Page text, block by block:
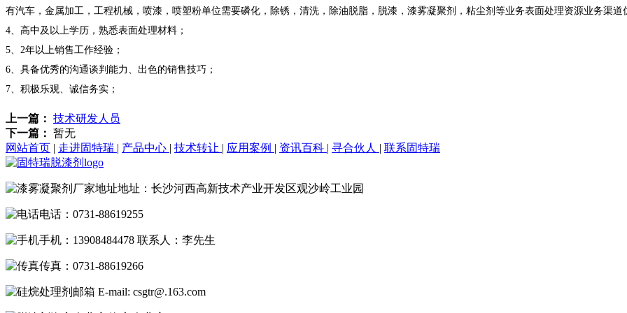
有汽车，金属加工，工程机械，喷漆，喷塑粉单位需要磷化，除锈，清洗，除油脱脂，脱漆，漆雾凝聚剂，粘尘剂等业务表面处理资源业务渠道
4、高中及以上学历，熟悉表面处理材料；
5、2年以上销售工作经验；
6、具备优秀的沟通谈判能力、出色的销售技巧；
7、积极乐观、诚信务实；
上一篇： 技术研发人员
下一篇： 暂无
网站首页 | 走进固特瑞 | 产品中心 | 技术转让 | 应用案例 | 资讯百科 | 寻合伙人 | 联系固特瑞
地址：长沙河西高新技术产业开发区观沙岭工业园
电话：0731-88619255
手机：13908484478 联系人：李先生
传真：0731-88619266
E-mail: csgtr@.163.com